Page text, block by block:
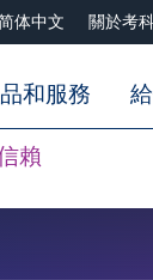
体中文 關於考
賴
和服務